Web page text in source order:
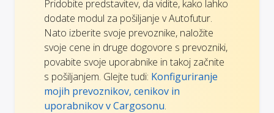
Pridobite predstavitev, da vidite, kako lahko
dodate modul za pošiljanje v Autofutur.
Nato izberite svoje prevoznike, naložite
svoje cene in druge dogovore s prevozniki,
povabite svoje uporabnike in takoj začnite
s pošiljanjem. Glejte tudi: Konfiguriranje
mojih prevoznikov, cenikov in
uporabnikov v Cargosonu.